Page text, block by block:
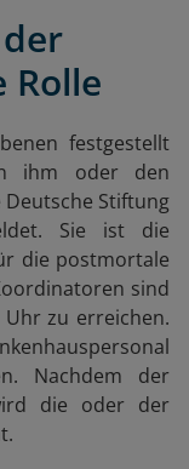
Rolle
festgestellt
ihm oder den
Stiftung
Sie ist die
die postmortale
sind
zu erreichen.
Nachdem der
die oder der